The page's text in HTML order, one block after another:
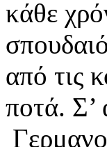
κάθε
από τις
ποτά. Σ’